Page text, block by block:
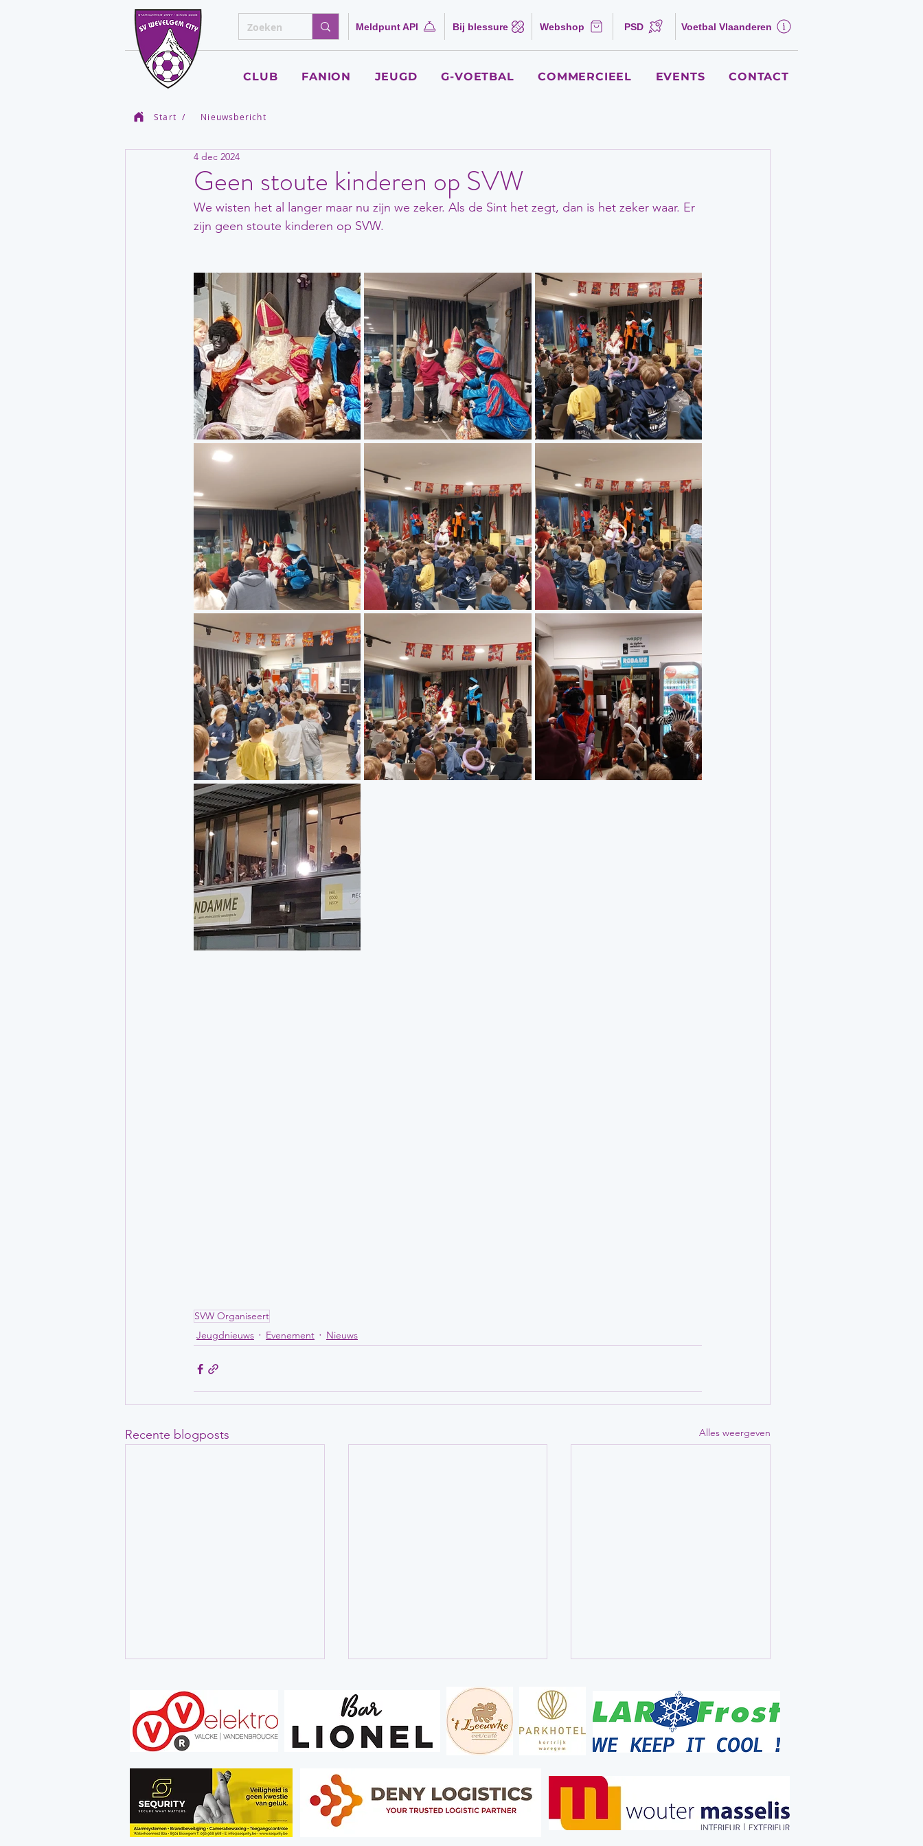
CLUB FANION JEUGD G-VOETBAL COMMERCIEEL EVENTS CONTACT
Voetbal Vlaanderen
PSD
Webshop
Bij blessure
Meldpunt API
Start / Nieuwsbericht
Geen stoute kinderen op SVW
4 dec 2024
We wisten het al langer maar nu zijn we zeker. Als de Sint het zegt, dan is het zeker waar. Er
zijn geen stoute kinderen op SVW.
SVW Organiseert
Jeugdnieuws
Evenement Nieuws
Recente blogposts Alles weergeven
Bericht voor de clubleden
Bedankt, Stefaan. Voor alles.